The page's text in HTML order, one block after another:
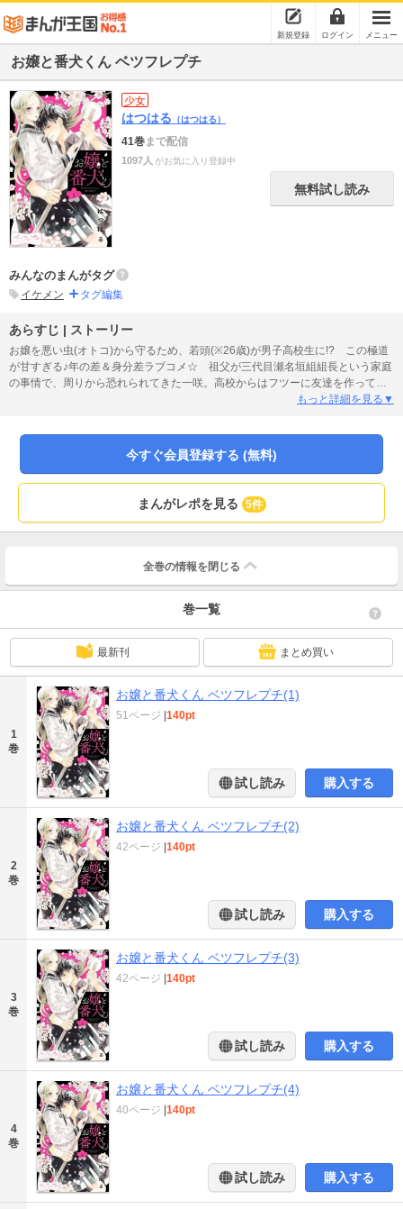
新規登録 ログイン メニュー
お嬢と番犬くん ベツフレプチ
少女
はつはる （はつはる）
41巻まで配信
1097人 がお気に入り登録中
無料試し読み
みんなのまんがタグ
イケメン タグ編集
あらすじ | ストーリー
お嬢を悪い虫(オトコ)から守るため、若頭(※26歳)が男子高校生に!? この極道
が甘すぎる♪年の差＆身分差ラブコメ☆ 祖父が三代目瀬名垣組組長という家庭
の事情で、周りから恐れられてきた一咲。高校からはフツーに友達を作って、
フツーに恋がしたい！ でも、過保護な若頭・宇藤啓弥が一咲の高校に裏口入
もっと詳細を見る▼
今すぐ会員登録する (無料)
まんがレポを見る 5件
全巻の情報を 閉じる
巻一覧
最新刊 まとめ買い
1
巻
お嬢と番犬くん ベツフレプチ(1)
51ページ 140pt
試し読み 購入する
2
巻
お嬢と番犬くん ベツフレプチ(2)
42ページ 140pt
試し読み 購入する
3
巻
お嬢と番犬くん ベツフレプチ(3)
42ページ 140pt
試し読み 購入する
4
巻
お嬢と番犬くん ベツフレプチ(4)
40ページ 140pt
試し読み 購入する